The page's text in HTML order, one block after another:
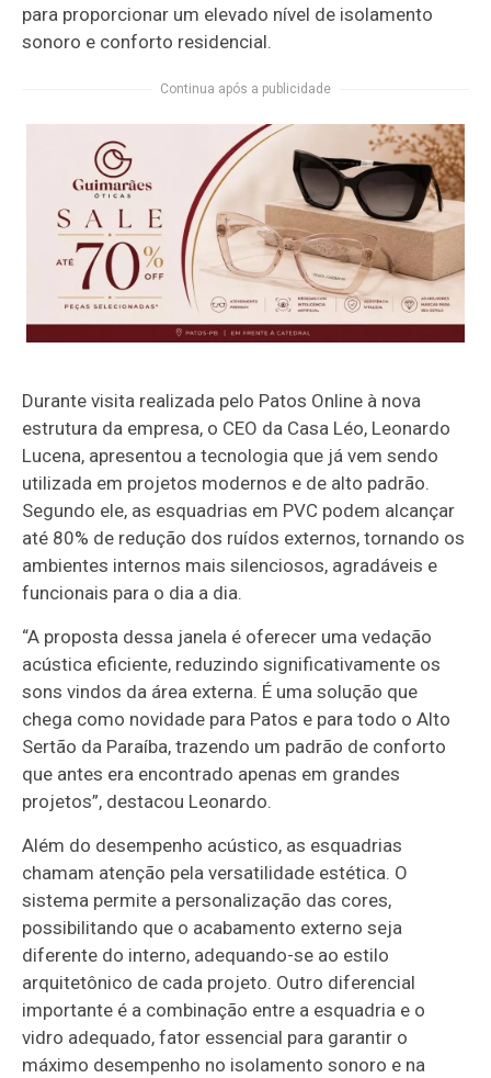
para proporcionar um elevado nível de isolamento
sonoro e conforto residencial.
Continua após a publicidade
Durante visita realizada pelo Patos Online à nova
estrutura da empresa, o CEO da Casa Léo, Leonardo
Lucena, apresentou a tecnologia que já vem sendo
utilizada em projetos modernos e de alto padrão.
Segundo ele, as esquadrias em PVC podem alcançar
até 80% de redução dos ruídos externos, tornando os
ambientes internos mais silenciosos, agradáveis e
funcionais para o dia a dia.
“A proposta dessa janela é oferecer uma vedação
acústica eficiente, reduzindo significativamente os
sons vindos da área externa. É uma solução que
chega como novidade para Patos e para todo o Alto
Sertão da Paraíba, trazendo um padrão de conforto
que antes era encontrado apenas em grandes
projetos”, destacou Leonardo.
Além do desempenho acústico, as esquadrias
chamam atenção pela versatilidade estética. O
sistema permite a personalização das cores,
possibilitando que o acabamento externo seja
diferente do interno, adequando-se ao estilo
arquitetônico de cada projeto. Outro diferencial
importante é a combinação entre a esquadria e o
vidro adequado, fator essencial para garantir o
máximo desempenho no isolamento sonoro e na